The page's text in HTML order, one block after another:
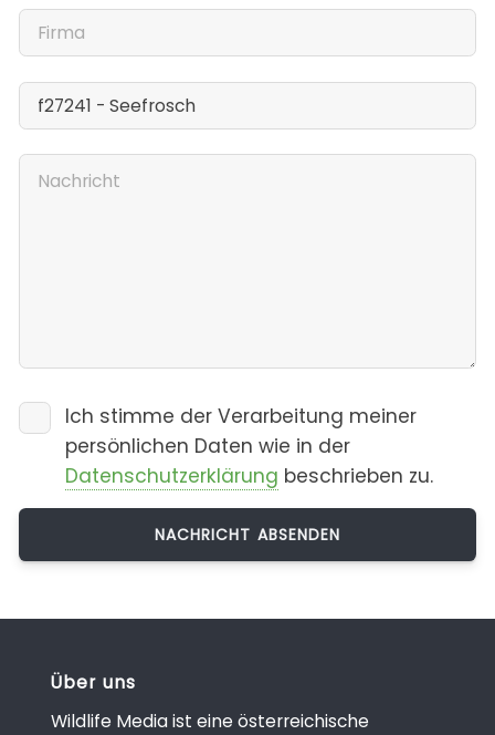
Ich stimme der Verarbeitung meiner
persönlichen Daten wie in der
Datenschutzerklärung beschrieben zu.
Über uns
Wildlife Media ist eine österreichische